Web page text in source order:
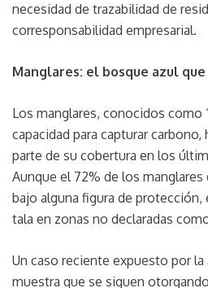
necesidad de trazabilidad de
corresponsabilidad empresarial.
Manglares: el bosque azul
Los manglares, conocidos como
capacidad para capturar
parte de su cobertura en los
Aunque el 72% de los
bajo alguna figura de protección,
tala en zonas no declaradas
Un caso reciente expuesto por
muestra que se siguen